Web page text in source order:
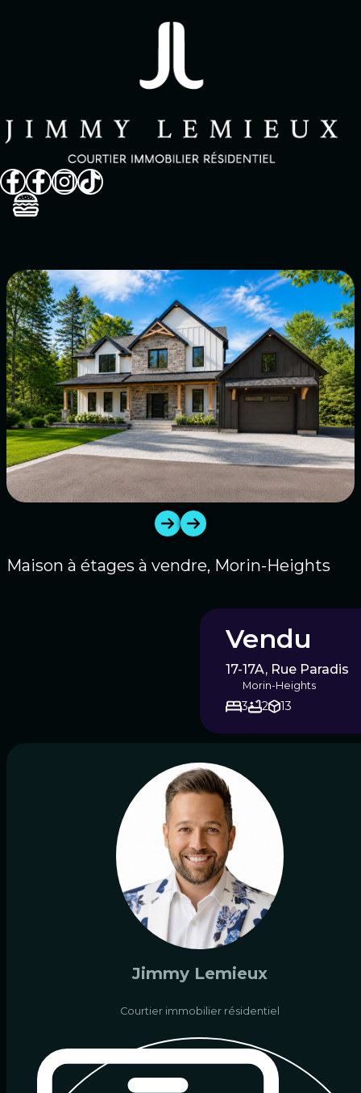
À propos
Avis clients
514 825-9488
1/98
Maison à étages à vendre, Morin-Heights
Vendu
17-17A, Rue Paradis
Morin-Heights
3 2 13
Jimmy Lemieux
Courtier immobilier résidentiel